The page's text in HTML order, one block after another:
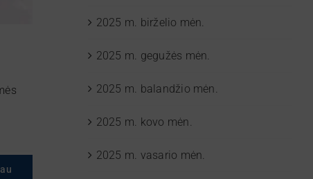
2025 m. birželio mėn.
2025 m. gegužės mėn.
2025 m. balandžio mėn.
2025 m. kovo mėn.
2025 m. vasario mėn.